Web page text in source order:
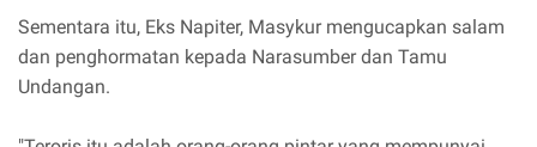
Sementara itu, Eks Napiter, Masykur mengucapkan salam
dan penghormatan kepada Narasumber dan Tamu
Undangan.